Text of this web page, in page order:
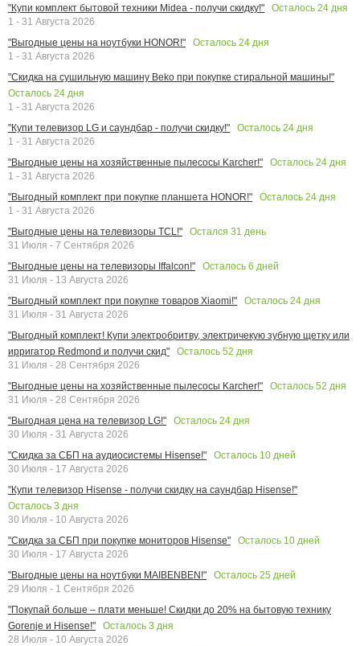
"Купи комплект бытовой техники Midea - получи скидку!"
Осталось 24 дня
1 - 31 Августа 2026
"Выгодные цены на ноутбуки HONOR!"
Осталось 24 дня
1 - 31 Августа 2026
"Скидка на сушильную машину Beko при покупке стиральной машины!"
Осталось 24 дня
1 - 31 Августа 2026
"Купи телевизор LG и саундбар - получи скидку!"
Осталось 24 дня
1 - 31 Августа 2026
"Выгодные цены на хозяйственные пылесосы Karcher!"
Осталось 24 дня
1 - 31 Августа 2026
"Выгодный комплект при покупке планшета HONOR!"
Осталось 24 дня
1 - 31 Августа 2026
"Выгодные цены на телевизоры TCL!"
Остался 31 день
31 Июля - 7 Сентября 2026
"Выгодные цены на телевизоры Iffalcon!"
Осталось 6 дней
31 Июля - 13 Августа 2026
"Выгодный комплект при покупке товаров Xiaomi!"
Осталось 24 дня
31 Июля - 31 Августа 2026
"Выгодный комплект! Купи электробритву, электричекую зубную щетку или
ирригатор Redmond и получи скид"
Осталось 52 дня
31 Июля - 28 Сентября 2026
"Выгодные цены на хозяйственные пылесосы Karcher!"
Осталось 52 дня
31 Июля - 28 Сентября 2026
"Выгодная цена на телевизор LG!"
Осталось 24 дня
30 Июля - 31 Августа 2026
"Скидка за СБП на аудиосистемы Hisense!"
Осталось 10 дней
30 Июля - 17 Августа 2026
"Купи телевизор Hisense - получи скидку на саундбар Hisense!"
Осталось 3 дня
30 Июля - 10 Августа 2026
"Скидка за СБП при покупке мониторов Hisense"
Осталось 10 дней
30 Июля - 17 Августа 2026
"Выгодные цены на ноутбуки MAIBENBEN!"
Осталось 25 дней
29 Июля - 1 Сентября 2026
"Покупай больше – плати меньше! Скидки до 20% на бытовую технику
Gorenje и Hisense!"
Осталось 3 дня
28 Июля - 10 Августа 2026